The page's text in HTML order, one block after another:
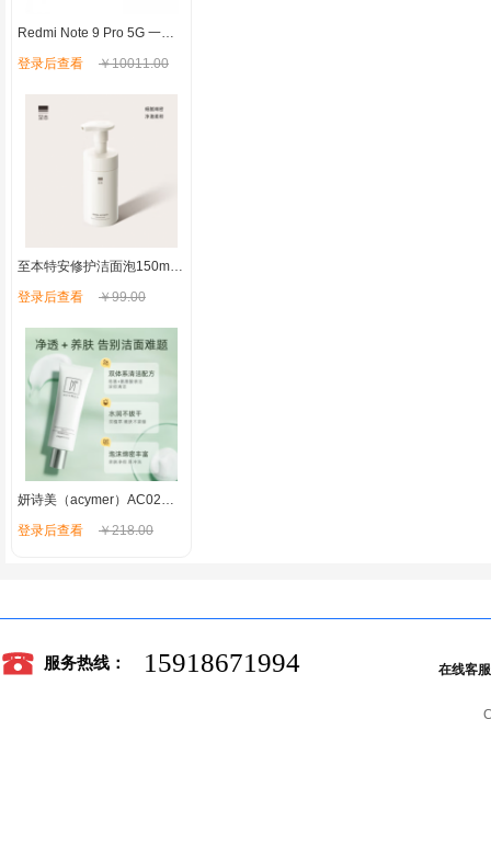
Redmi Note 9 Pro 5G 一亿像素 骁龙750G 33W快充 120Hz刷新率 湖光秋色 8GB+128G
登录后查看
￥10011.00
至本特安修护洁面泡150ml 温和清洁氨基酸表活泡沫绵密慕斯洗面奶
登录后查看
￥99.00
妍诗美（acymer）AC02保湿嫩肤洁面乳 深层洁净去油女男士洗面奶补水保湿 伊的家
登录后查看
￥218.00
服务热线： 15918671994 在线客